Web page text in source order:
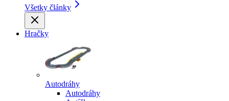
Všetky články
Hračky
Autodráhy
Autodráhy